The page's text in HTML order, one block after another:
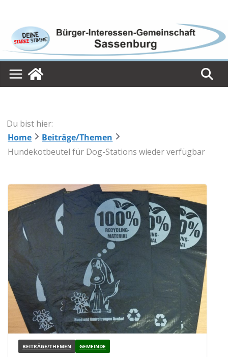
content
Du bist hier:
Home
Beiträge/Themen
Hundekotbeutel für Dog-Stations wieder verfügbar
BEITRÄGE/THEMEN GEMEINDE